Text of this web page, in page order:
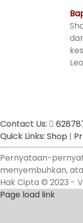
Contact Us:
Quick Links:Shop |
Pernyataan-
menyembuhkan,
Hak Cipta © 2023 -
Page load link